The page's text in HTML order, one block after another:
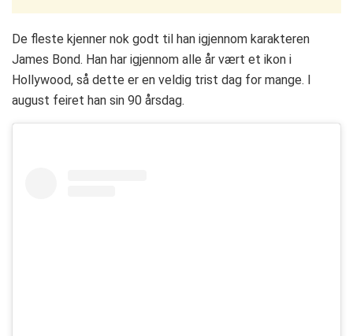
De fleste kjenner nok godt til han igjennom karakteren
James Bond. Han har igjennom alle år vært et ikon i
Hollywood, så dette er en veldig trist dag for mange. I
august feiret han sin 90 årsdag.